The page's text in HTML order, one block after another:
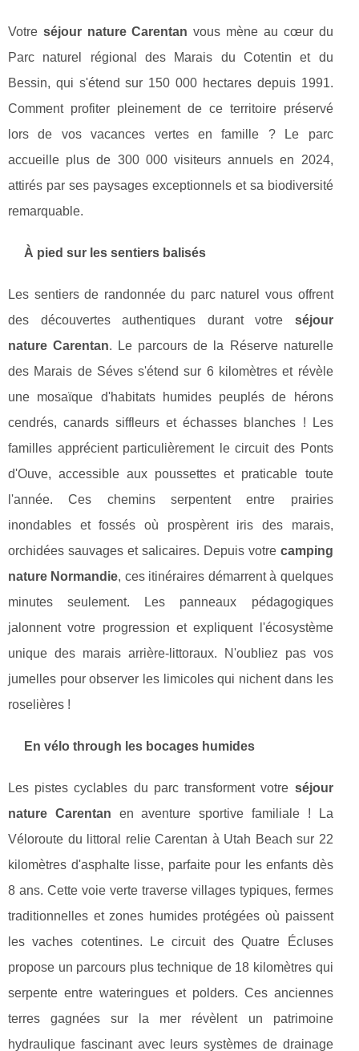
Votre séjour nature Carentan vous mène au cœur du
Parc naturel régional des Marais du Cotentin et du
Bessin, qui s'étend sur 150 000 hectares depuis 1991.
Comment profiter pleinement de ce territoire préservé
lors de vos vacances vertes en famille ? Le parc
accueille plus de 300 000 visiteurs annuels en 2024,
attirés par ses paysages exceptionnels et sa biodiversité
remarquable.
À pied sur les sentiers balisés
Les sentiers de randonnée du parc naturel vous offrent
des découvertes authentiques durant votre séjour
nature Carentan. Le parcours de la Réserve naturelle
des Marais de Séves s'étend sur 6 kilomètres et révèle
une mosaïque d'habitats humides peuplés de hérons
cendrés, canards siffleurs et échasses blanches ! Les
familles apprécient particulièrement le circuit des Ponts
d'Ouve, accessible aux poussettes et praticable toute
l'année. Ces chemins serpentent entre prairies
inondables et fossés où prospèrent iris des marais,
orchidées sauvages et salicaires. Depuis votre camping
nature Normandie, ces itinéraires démarrent à quelques
minutes seulement. Les panneaux pédagogiques
jalonnent votre progression et expliquent l'écosystème
unique des marais arrière-littoraux. N'oubliez pas vos
jumelles pour observer les limicoles qui nichent dans les
roselières !
En vélo through les bocages humides
Les pistes cyclables du parc transforment votre séjour
nature Carentan en aventure sportive familiale ! La
Véloroute du littoral relie Carentan à Utah Beach sur 22
kilomètres d'asphalte lisse, parfaite pour les enfants dès
8 ans. Cette voie verte traverse villages typiques, fermes
traditionnelles et zones humides protégées où paissent
les vaches cotentines. Le circuit des Quatre Écluses
propose un parcours plus technique de 18 kilomètres qui
serpente entre wateringues et polders. Ces anciennes
terres gagnées sur la mer révèlent un patrimoine
hydraulique fascinant avec leurs systèmes de drainage